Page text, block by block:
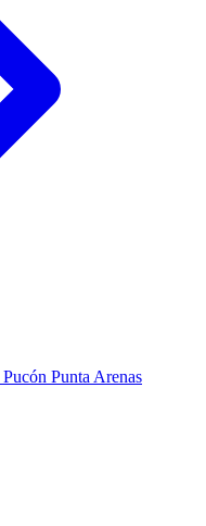
Pucón Punta Arenas